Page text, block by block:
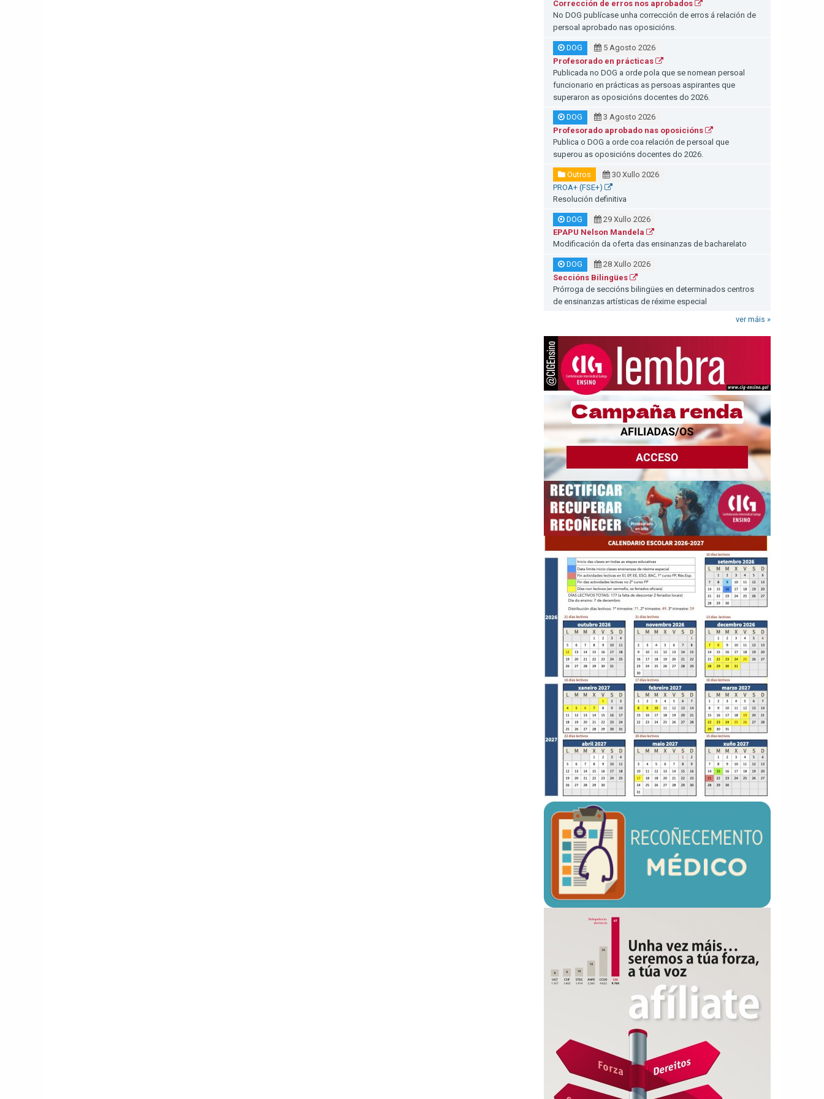
Corrección de erros nos aprobados
No DOG publícase unha corrección de erros á relación de
persoal aprobado nas oposicións.
DOG
5 Agosto 2026
Profesorado en prácticas
Publicada no DOG a orde pola que se nomean persoal
funcionario en prácticas as persoas aspirantes que
superaron as oposicións docentes do 2026.
DOG
3 Agosto 2026
Profesorado aprobado nas oposicións
Publica o DOG a orde coa relación de persoal que
superou as oposicións docentes do 2026.
Outros
30 Xullo 2026
PROA+ (FSE+)
Resolución definitiva
DOG
29 Xullo 2026
EPAPU Nelson Mandela
Modificación da oferta das ensinanzas de bacharelato
DOG
28 Xullo 2026
Seccións Bilingües
Prórroga de seccións bilingües en determinados centros
de ensinanzas artísticas de réxime especial
ver máis »